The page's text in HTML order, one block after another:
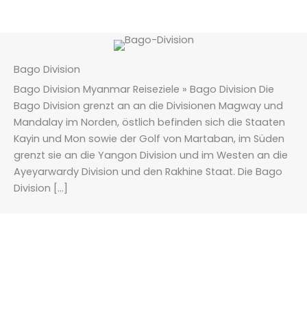
Bago Division
Bago Division Myanmar Reiseziele » Bago Division Die
Bago Division grenzt an an die Divisionen Magway und
Mandalay im Norden, östlich befinden sich die Staaten
Kayin und Mon sowie der Golf von Martaban, im Süden
grenzt sie an die Yangon Division und im Westen an die
Ayeyarwardy Division und den Rakhine Staat. Die Bago
Division […]